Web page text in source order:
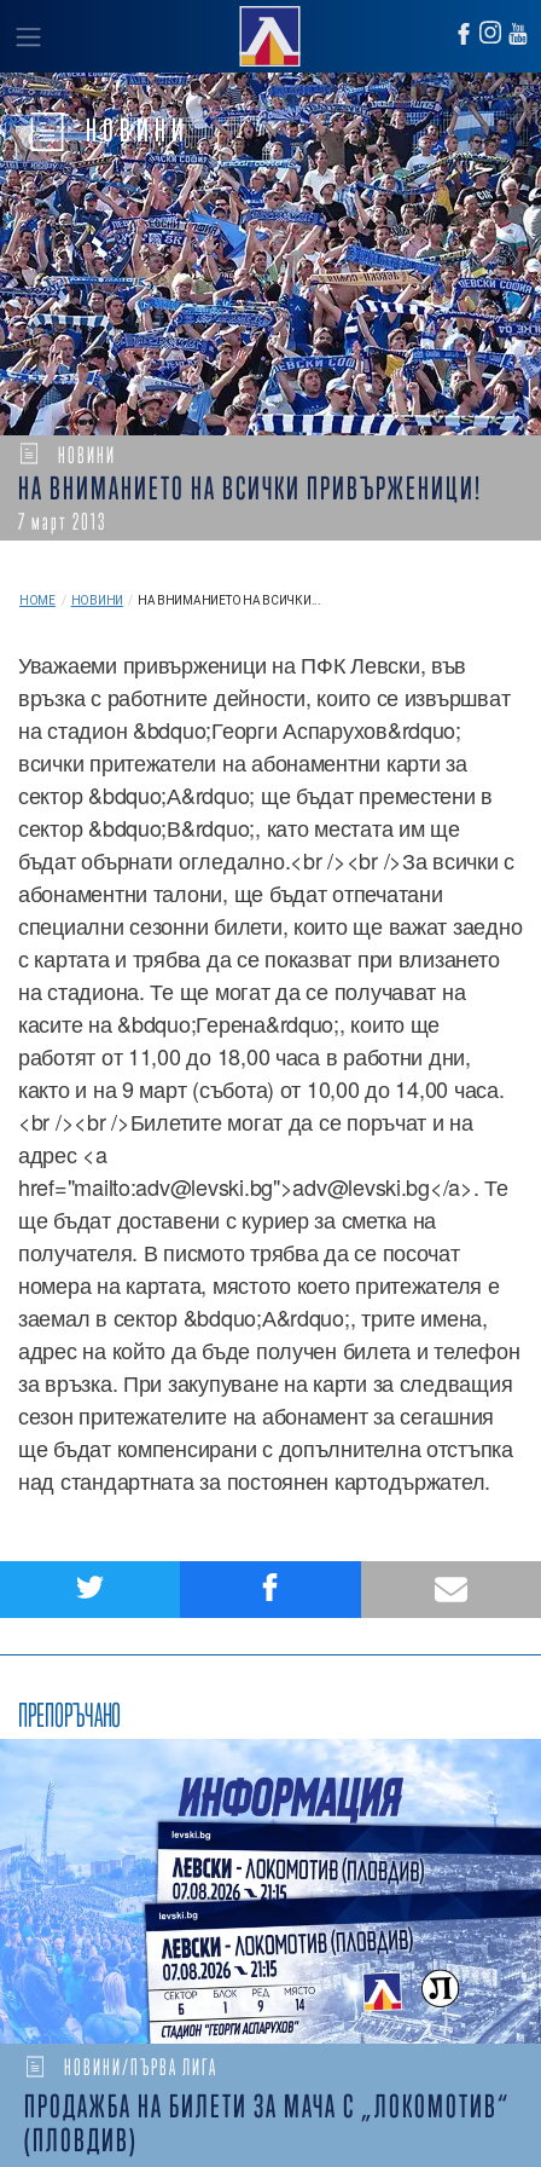
НОВИНИ
НОВИНИ
НА ВНИМАНИЕТО НА ВСИЧКИ ПРИВЪРЖЕНИЦИ!
7 март 2013
HOME / НОВИНИ / НА ВНИМАНИЕТО НА ВСИЧКИ...
Уважаеми привърженици на ПФК Левски, във
връзка с работните дейности, които се извършват
на стадион &bdquo;Георги Аспарухов&rdquo;
всички притежатели на абонаментни карти за
сектор &bdquo;А&rdquo; ще бъдат преместени в
сектор &bdquo;В&rdquo;, като местата им ще
бъдат обърнати огледално.<br /><br />За всички с
абонаментни талони, ще бъдат отпечатани
специални сезонни билети, които ще важат заедно
с картата и трябва да се показват при влизането
на стадиона. Те ще могат да се получават на
касите на &bdquo;Герена&rdquo;, които ще
работят от 11,00 до 18,00 часа в работни дни,
както и на 9 март (събота) от 10,00 до 14,00 часа.
<br /><br />Билетите могат да се поръчат и на
адрес <a
href="mailto:adv@levski.bg">adv@levski.bg</a>. Те
ще бъдат доставени с куриер за сметка на
получателя. В писмото трябва да се посочат
номера на картата, мястото което притежателя е
заемал в сектор &bdquo;А&rdquo;, трите имена,
адрес на който да бъде получен билета и телефон
за връзка. При закупуване на карти за следващия
сезон притежателите на абонамент за сегашния
ще бъдат компенсирани с допълнителна отстъпка
над стандартната за постоянен картодържател.
ПРЕПОРЪЧАНО
НОВИНИ/ПЪРВА ЛИГА
ПРОДАЖБА НА БИЛЕТИ ЗА МАЧА С „ЛОКОМОТИВ“
(ПЛОВДИВ)